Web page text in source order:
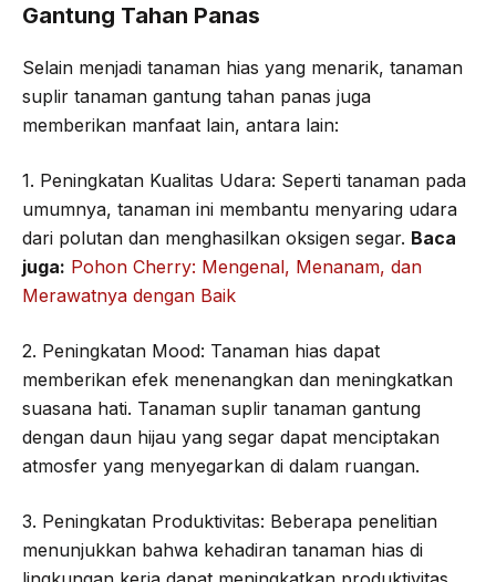
Gantung Tahan Panas
Selain menjadi tanaman hias yang menarik, tanaman
suplir tanaman gantung tahan panas juga
memberikan manfaat lain, antara lain:
1. Peningkatan Kualitas Udara: Seperti tanaman pada
umumnya, tanaman ini membantu menyaring udara
dari polutan dan menghasilkan oksigen segar. Baca
juga: Pohon Cherry: Mengenal, Menanam, dan
Merawatnya dengan Baik
2. Peningkatan Mood: Tanaman hias dapat
memberikan efek menenangkan dan meningkatkan
suasana hati. Tanaman suplir tanaman gantung
dengan daun hijau yang segar dapat menciptakan
atmosfer yang menyegarkan di dalam ruangan.
3. Peningkatan Produktivitas: Beberapa penelitian
menunjukkan bahwa kehadiran tanaman hias di